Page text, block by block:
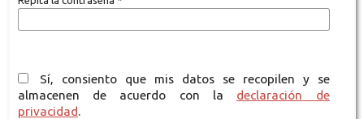
almacenen de acuerdo con la declaración de
privacidad.